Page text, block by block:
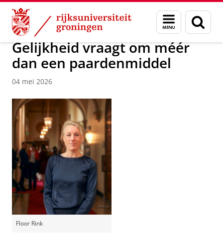
Skip
Content
Skip
Navigation
Menu
en
zoeken
Over ons Actueel Nieuws
Gelijkheid vraagt om méér
dan een paardenmiddel
04 mei 2026
Floor Rink